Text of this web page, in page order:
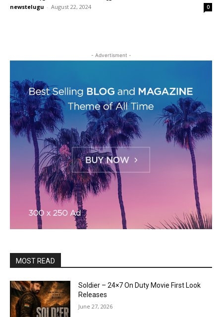
newstelugu - August 22, 2024 0
- Advertisment -
MOST READ
Soldier – 24×7 On Duty Movie First Look
Releases
June 27, 2026